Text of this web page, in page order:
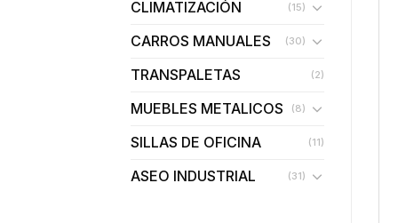
CLIMATIZACIÓN (15)
CARROS MANUALES (30)
TRANSPALETAS (2)
MUEBLES METALICOS (8)
SILLAS DE OFICINA (11)
ASEO INDUSTRIAL (31)